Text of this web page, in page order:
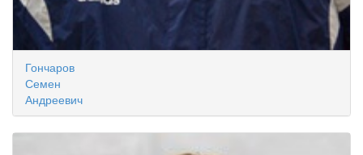
Гончаров
Семен
Андреевич